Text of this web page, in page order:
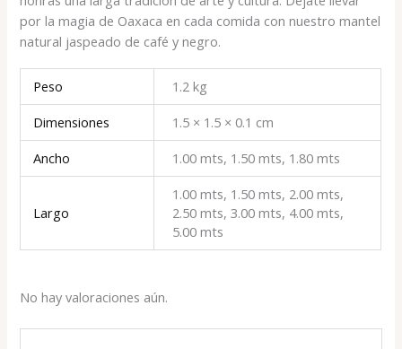
por la magia de Oaxaca en cada comida con nuestro mantel
natural jaspeado de café y negro.
Peso
1.2 kg
Dimensiones
1.5 × 1.5 × 0.1 cm
Ancho
1.00 mts, 1.50 mts, 1.80 mts
Largo
1.00 mts, 1.50 mts, 2.00 mts,
2.50 mts, 3.00 mts, 4.00 mts,
5.00 mts
No hay valoraciones aún.